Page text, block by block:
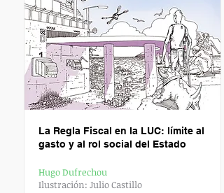
La Regla Fiscal en la LUC: límite al
gasto y al rol social del Estado
Hugo Dufrechou
Ilustración: Julio Castillo